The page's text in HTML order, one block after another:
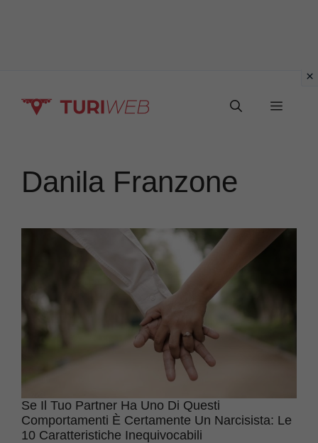
Menu
Danila Franzone
Se Il Tuo Partner Ha Uno Di Questi
Comportamenti È Certamente Un Narcisista: Le
10 Caratteristiche Inequivocabili